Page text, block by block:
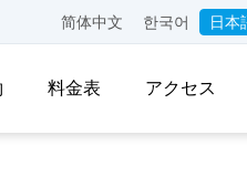
简体中文 한국어 日本
料金表 アクセス